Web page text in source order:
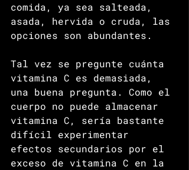
comida, ya sea salteada,
asada, hervida o cruda, las
opciones son abundantes.
Tal vez se pregunte cuánta
vitamina C es demasiada,
una buena pregunta. Como el
cuerpo no puede almacenar
vitamina C, sería bastante
difícil experimentar
efectos secundarios por el
exceso de vitamina C en la